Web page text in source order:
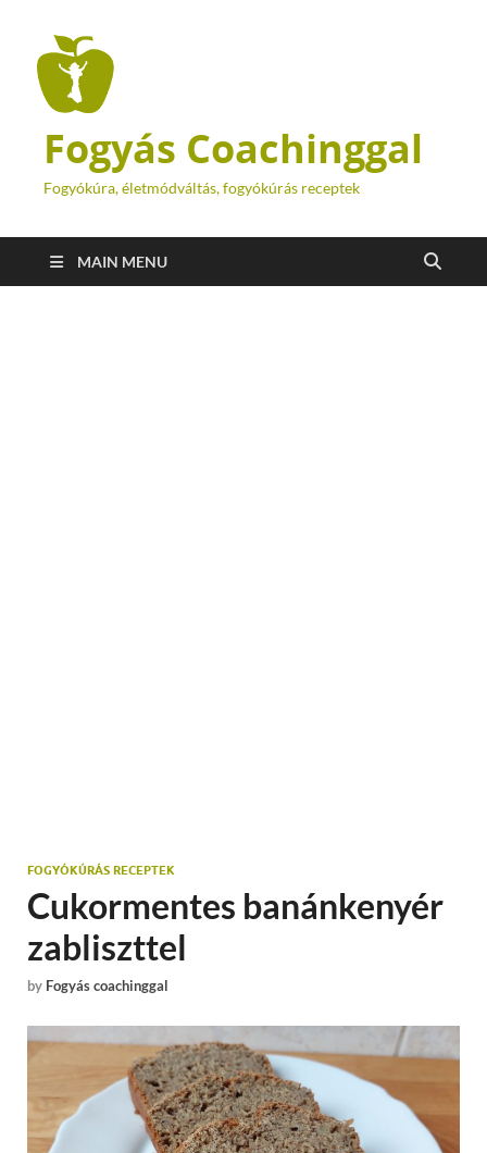
Fogyás Coachinggal
Fogyókúra, életmódváltás, fogyókúrás receptek
MAIN MENU
FOGYÓKÚRÁS RECEPTEK
Cukormentes banánkenyér
zabliszttel
by Fogyás coachinggal